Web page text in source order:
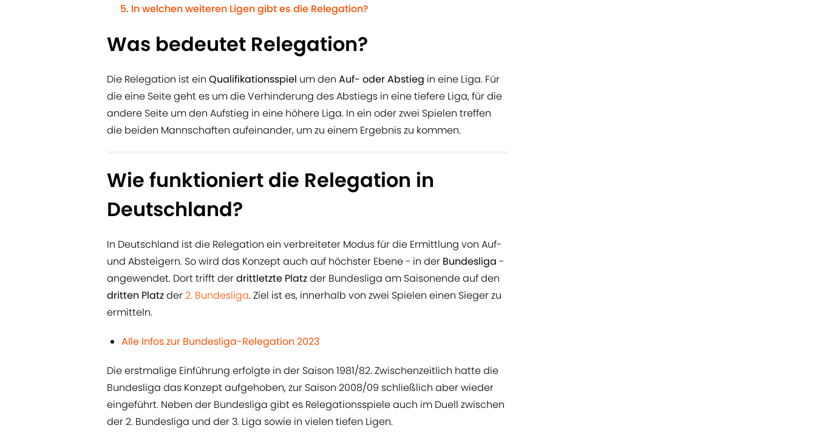
In welchen weiteren Ligen gibt es die Relegation?
Was bedeutet Relegation?
Die Relegation ist ein Qualifikationsspiel um den Auf- oder Abstieg in eine Liga. Für
die eine Seite geht es um die Verhinderung des Abstiegs in eine tiefere Liga, für die
andere Seite um den Aufstieg in eine höhere Liga. In ein oder zwei Spielen treffen
die beiden Mannschaften aufeinander, um zu einem Ergebnis zu kommen.
Wie funktioniert die Relegation in
Deutschland?
In Deutschland ist die Relegation ein verbreiteter Modus für die Ermittlung von Auf-
und Absteigern. So wird das Konzept auch auf höchster Ebene - in der Bundesliga -
angewendet. Dort trifft derdrittletzte Platzder Bundesliga am Saisonende auf den
dritten Platzder2. Bundesliga. Ziel ist es, innerhalb von zwei Spielen einen Sieger zu
ermitteln.
Alle Infos zur Bundesliga-Relegation 2023
Die erstmalige Einführung erfolgte in der Saison 1981/82. Zwischenzeitlich hatte die
Bundesliga das Konzept aufgehoben, zur Saison 2008/09 schließlich aber wieder
eingeführt. Neben der Bundesliga gibt es Relegationsspiele auch im Duell zwischen
der 2. Bundesliga und der 3. Liga sowie in vielen tiefen Ligen.